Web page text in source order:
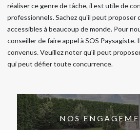
réaliser ce genre de tâche, il est utile de
professionnels. Sachez qu'il peut proposer
accessibles à beaucoup de monde. Pour
conseiller de faire appel à SOS Paysagiste.
convenus. Veuillez noter qu'il peut
qui peut défier toute concurrence.
NOS